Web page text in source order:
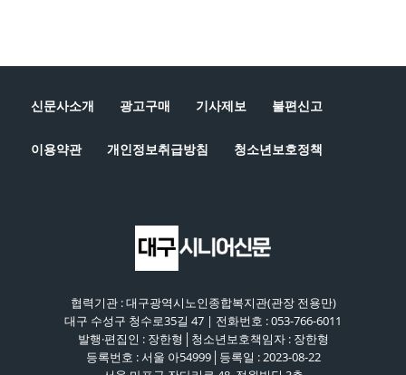
신문사소개 광고구매 기사제보 불편신고
이용약관 개인정보취급방침 청소년보호정책
협력기관 : 대구광역시노인종합복지관(관장 전용만)
대구 수성구 청수로35길 47 | 전화번호 : 053-766-6011
발행·편집인 : 장한형│청소년보호책임자 : 장한형
등록번호 : 서울 아54999│등록일 : 2023-08-22